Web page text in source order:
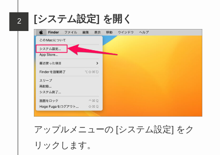
[システム設定] を開く
アップルメニューの [システム設定] をク
リックします。